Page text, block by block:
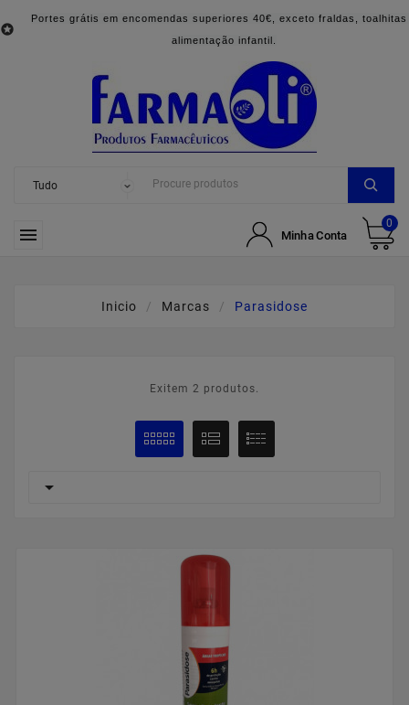

Portes grátis em encomendas superiores 40€, exceto fraldas, toalhitas
alimentação infantil.
 Minha Conta
0
Inicio Marcas Parasidose
Exitem 2 produtos.
